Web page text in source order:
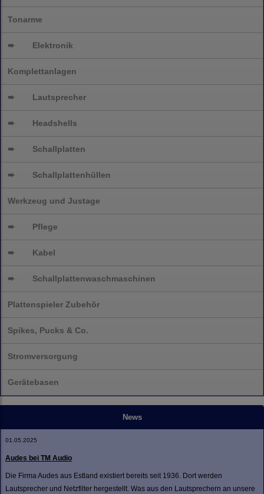
Tonarme
➨ Elektronik
Komplettanlagen
➨ Lautsprecher
➨ Headshells
➨ Schallplatten
➨ Schallplattenhüllen
Werkzeug und Justage
➨ Pflege
➨ Kabel
➨ Schallplattenwaschmaschinen
Plattenspieler Zubehör
Spikes, Pucks & Co.
Stromversorgung
Gerätebasen
News
01.05.2025
Audes bei TM Audio
Die Firma Audes aus Estland existiert bereits seit 1936. Dort werden
Lautsprecher und Netzfilter hergestellt. Was aus den Lautsprechern an unsere